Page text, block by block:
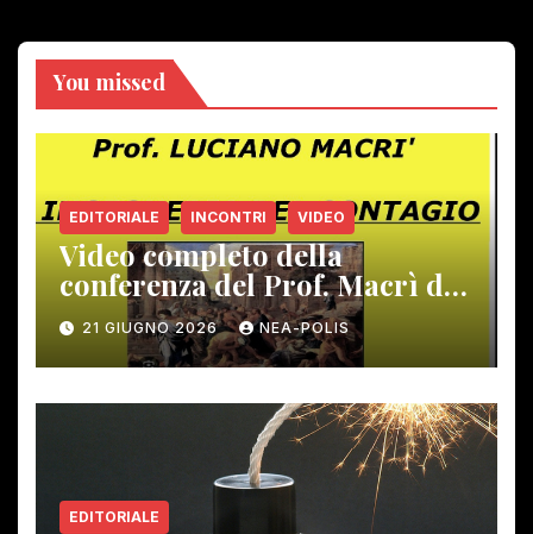
articoli
You missed
EDITORIALE INCONTRI VIDEO
Video completo della
conferenza del Prof. Macrì del
12 giugno scorso
21 GIUGNO 2026 NEA-POLIS
EDITORIALE